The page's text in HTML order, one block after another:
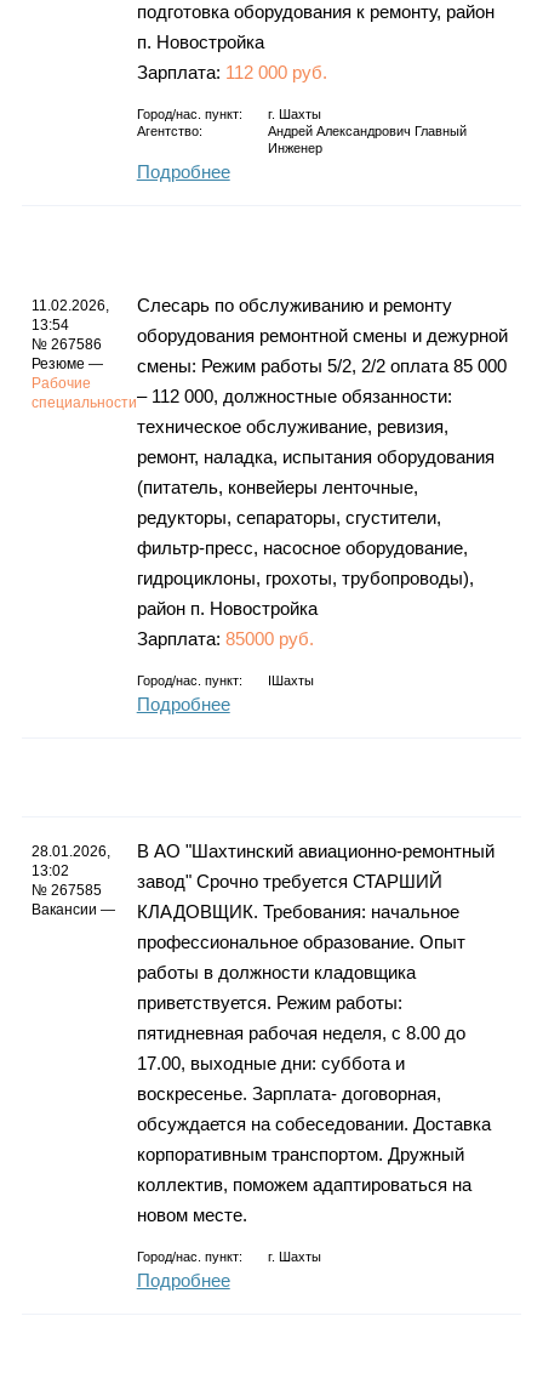
подготовка оборудования к ремонту, район
п. Новостройка
Зарплата: 112 000 руб.
Город/нас. пункт: г.
Шахты
Агентство:
Андрей Александрович Главный
Инженер
Подробнее
11.02.2026,
13:54
№ 267586
Резюме —
Рабочие
специальности
Слесарь по обслуживанию и ремонту
оборудования ремонтной смены и дежурной
смены: Режим работы 5/2, 2/2 оплата 85 000
– 112 000, должностные обязанности:
техническое обслуживание, ревизия,
ремонт, наладка, испытания оборудования
(питатель, конвейеры ленточные,
редукторы, сепараторы, сгустители,
фильтр-пресс, насосное оборудование,
гидроциклоны, грохоты, трубопроводы),
район п. Новостройка
Зарплата: 85000 руб.
Город/нас. пункт: IШахты
Подробнее
28.01.2026,
13:02
№ 267585
Вакансии —
В АО "Шахтинский авиационно-ремонтный
завод" Срочно требуется СТАРШИЙ
КЛАДОВЩИК. Требования: начальное
профессиональное образование. Опыт
работы в должности кладовщика
приветствуется. Режим работы:
пятидневная рабочая неделя, с 8.00 до
17.00, выходные дни: суббота и
воскресенье. Зарплата- договорная,
обсуждается на собеседовании. Доставка
корпоративным транспортом. Дружный
коллектив, поможем адаптироваться на
новом месте.
Город/нас. пункт: г. Шахты
Подробнее